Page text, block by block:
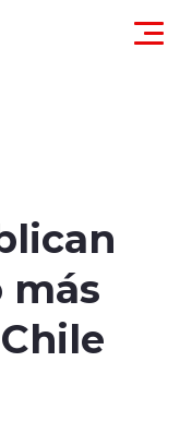
más